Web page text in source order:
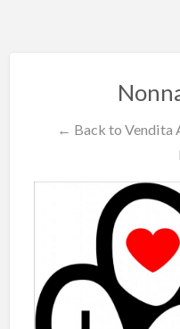
← Back to Vendita